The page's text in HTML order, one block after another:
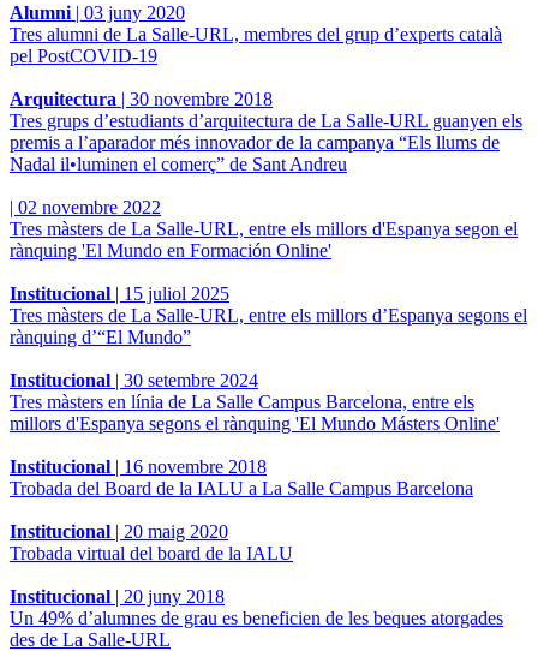
Alumni | 03 juny 2020
Tres alumni de La Salle-URL, membres del grup d’experts català
pel PostCOVID-19
Arquitectura | 30 novembre 2018
Tres grups d’estudiants d’arquitectura de La Salle-URL guanyen els
premis a l’aparador més innovador de la campanya “Els llums de
Nadal il•luminen el comerç” de Sant Andreu
| 02 novembre 2022
Tres màsters de La Salle-URL, entre els millors d'Espanya segon el
rànquing 'El Mundo en Formación Online'
Institucional | 15 juliol 2025
Tres màsters de La Salle-URL, entre els millors d’Espanya segons el
rànquing d’“El Mundo”
Institucional | 30 setembre 2024
Tres màsters en línia de La Salle Campus Barcelona, ​​entre els
millors d'Espanya segons el rànquing 'El Mundo Másters Online'
Institucional | 16 novembre 2018
Trobada del Board de la IALU a La Salle Campus Barcelona
Institucional | 20 maig 2020
Trobada virtual del board de la IALU
Institucional | 20 juny 2018
Un 49% d’alumnes de grau es beneficien de les beques atorgades
des de La Salle-URL